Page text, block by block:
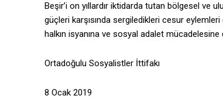
Beşir’i on yıllardır iktidarda tutan bölgesel ve
güçleri karşısında sergiledikleri cesur
halkın isyanına ve sosyal adalet
Ortadoğulu Sosyalistler İttifakı
8 Ocak 2019